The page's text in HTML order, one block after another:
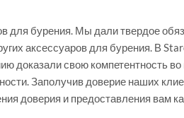
для бурения. Мы дали твердое
аксессуаров для бурения. В
доказали свою компетентность
Заполучив доверие наших
доверия и предоставления вам